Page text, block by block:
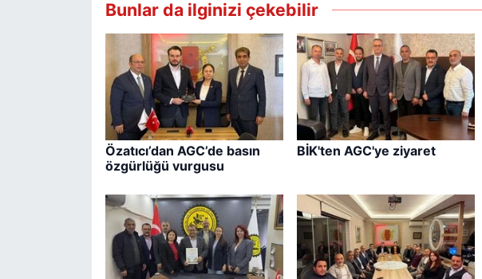
Bunlar da ilginizi çekebilir
Özatıcı’dan AGC’de basın
özgürlüğü vurgusu
BİK'ten AGC'ye ziyaret